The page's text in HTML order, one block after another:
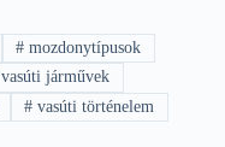
# mozdonytípusok
vasúti járművek
# vasúti történelem